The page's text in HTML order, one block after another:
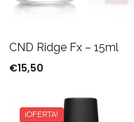
CND Ridge Fx – 15ml
€15,50
¡OFERTA!